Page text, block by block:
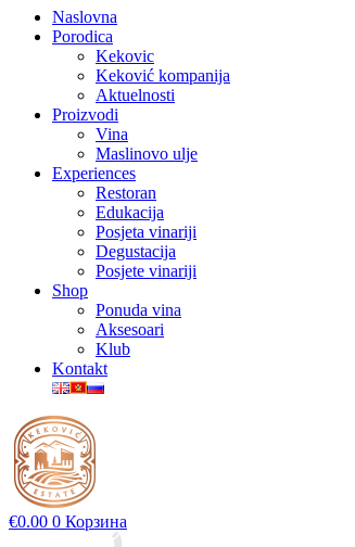
Naslovna
Porodica
Kekovic
Keković kompanija
Aktuelnosti
Proizvodi
Vina
Maslinovo ulje
Experiences
Restoran
Edukacija
Posjeta vinariji
Degustacija
Posjete vinariji
Shop
Ponuda vina
Aksesoari
Klub
Kontakt
€0.00 0 Корзина